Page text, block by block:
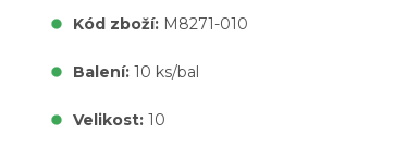
Kód zboží: M8271-010
Balení: 10 ks/bal
Velikost: 10